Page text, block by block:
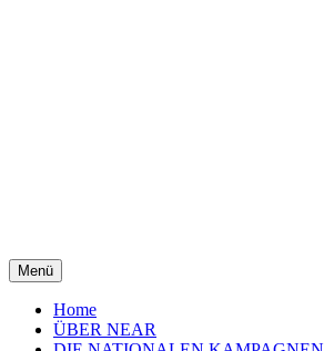
Menü
Home
ÜBER NEAR